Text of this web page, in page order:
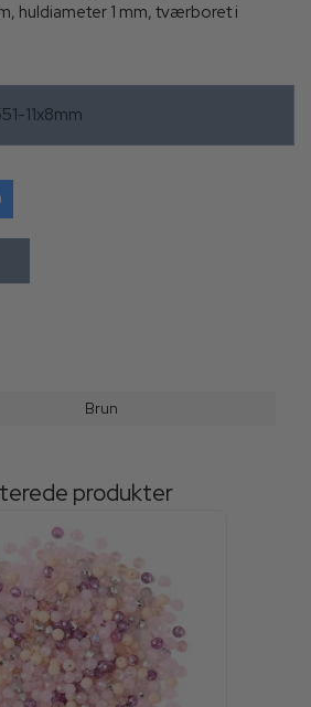
huldiameter 1 mm, tværboret i
11x8mm
Brun
produkter